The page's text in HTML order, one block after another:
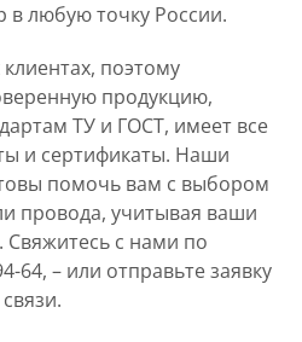
в любую точку России.
поэтому
продукцию,
ТУ и ГОСТ, имеет все
и сертификаты. Наши
помочь вам с выбором
провода, учитывая ваши
с нами по
64, – или отправьте заявку